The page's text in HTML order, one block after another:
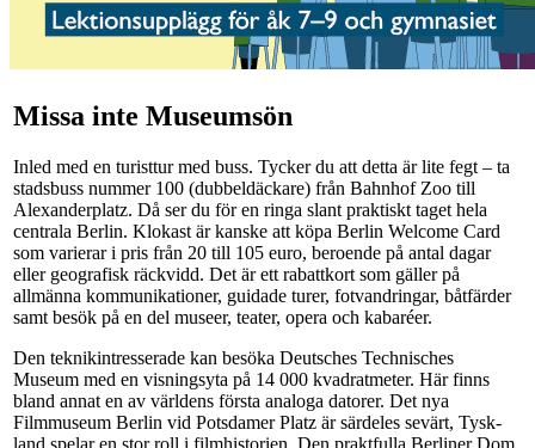
Missa inte Museumsön
Inled med en turisttur med buss. Tycker du att detta är lite fegt – ta
stadsbuss nummer 100 (dubbeldäckare) från Bahnhof Zoo till
Alexanderplatz. Då ser du för en ringa slant praktiskt taget hela
centrala Berlin. Klokast är kanske att köpa Berlin Welcome Card
som varierar i pris från 20 till 105 euro, beroende på antal dagar
eller geografisk räckvidd. Det är ett rabattkort som gäller på
allmänna kommunikationer, guidade turer, fotvandringar, båtfärder
samt besök på en del museer, teater, opera och kabaréer.
Den teknikintresserade kan besöka Deutsches Technisches
Museum med en visningsyta på 14 000 kvadratmeter. Här finns
bland annat en av världens första analoga datorer. Det nya
Filmmuseum Berlin vid Potsdamer Platz är särdeles sevärt, Tysk-